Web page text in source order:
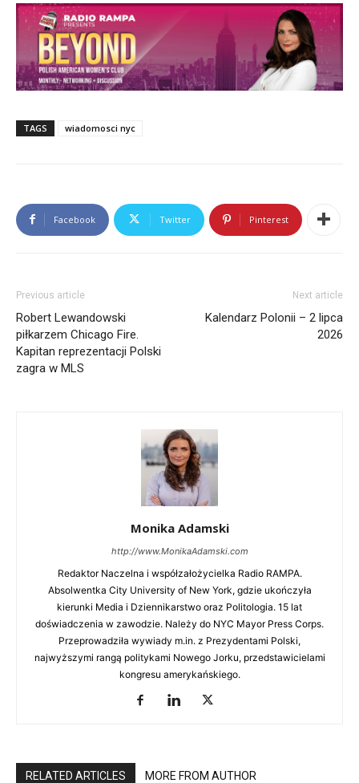
Należy do NYC Mayor Press Corps. Przeprowadziła
wywiady m.in. z Prezydentami Polski, najwyższymi
rangą politykami Nowego Jorku, przedstawicielami
kongresu amerykańskiego.
TAGS wiadomosci nyc
Facebook Twitter Pinterest
Previous article
Robert Lewandowski
piłkarzem Chicago Fire.
Kapitan reprezentacji Polski
zagra w MLS
Next article
Kalendarz Polonii – 2 lipca
2026
Monika Adamski
http://www.MonikaAdamski.com
Redaktor Naczelna i współzałożycielka Radio RAMPA.
Absolwentka City University of New York, gdzie ukończyła
kierunki Media i Dziennikarstwo oraz Politologia. 15 lat
doświadczenia w zawodzie. Należy do NYC Mayor Press Corps.
Przeprowadziła wywiady m.in. z Prezydentami Polski,
najwyższymi rangą politykami Nowego Jorku, przedstawicielami
kongresu amerykańskiego.
RELATED ARTICLES MORE FROM AUTHOR